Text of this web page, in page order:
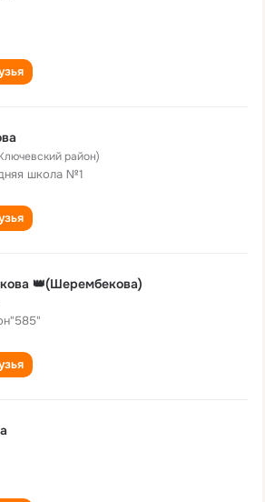
район)
школа №1
👑(Шерембекова)